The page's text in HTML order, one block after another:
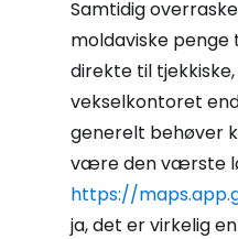
Samtidig
moldaviske penge
direkte til
vekselkontoret
generelt behøver
være den værste
https://
ja, det er virkelig